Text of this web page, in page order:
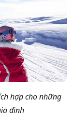
hợp cho những
đình